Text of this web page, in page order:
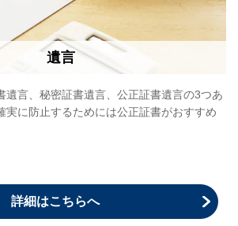
遺言
遺言、秘密証書遺言、公正証書遺言の3つあ
実に防止するためには公正証書がおすすめ
詳細はこちらへ